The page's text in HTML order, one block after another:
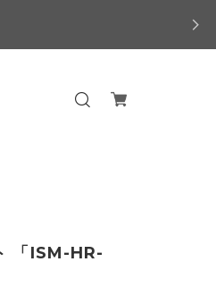
「ISM-HR-